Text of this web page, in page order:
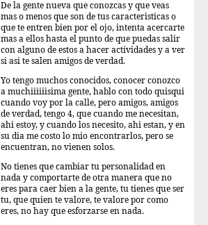
De la gente nueva que conozcas y que veas
mas o menos que son de tus caracteristicas o
que te entren bien por el ojo, intenta acercarte
mas a ellos hasta el punto de que puedas salir
con alguno de estos a hacer actividades y a ver
si asi te salen amigos de verdad.
Yo tengo muchos conocidos, conocer conozco
a muchiiiiiisima gente, hablo con todo quisqui
cuando voy por la calle, pero amigos, amigos
de verdad, tengo 4, que cuando me necesitan,
ahi estoy, y cuando los necesito, ahi estan, y en
su dia me costo lo mio encontrarlos, pero se
encuentran, no vienen solos.
No tienes que cambiar tu personalidad en
nada y comportarte de otra manera que no
eres para caer bien a la gente, tu tienes que ser
tu, que quien te valore, te valore por como
eres, no hay que esforzarse en nada.